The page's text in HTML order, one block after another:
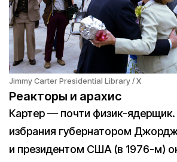
Jimmy Carter Presidential Library / X
Реакторы и арахис
Картер — почти физик-
избрания губернатором
и президентом США (в 1976-м)